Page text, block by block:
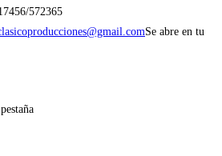
572365
Se abre en tu